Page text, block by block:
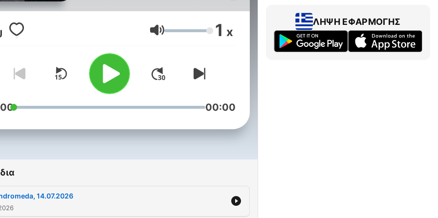
Drugom programu Hrvatskoga
radija, svakoga utorka od
Radonića.
Ένταση 1 x
00:00
14.07.2026
ΛΉΨΗ ΕΦΑΡΜΟΓΉΣ